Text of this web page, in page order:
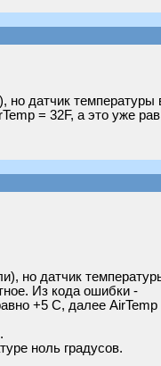
но датчик
= 32F, а это уже
но датчик
Из кода ошибки -
+5 С, далее AirTemp
ноль градусов.